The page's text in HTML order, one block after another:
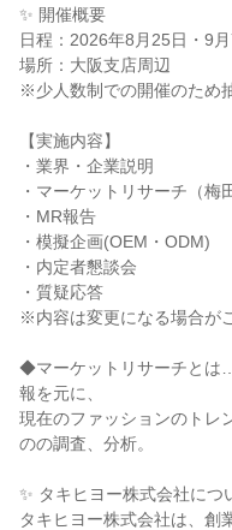
✨ 開催概要
日程：2026年8月25日・9
場所：大阪支店周辺
※少人数制での開催のため
【実施内容】
・業界・企業説明
・マーケットリサーチ（梅
・MR報告
・模擬企画(OEM・ODM)
・内定者懇談会
・質疑応答
※内容は変更になる場合が
◆マーケットリサーチとは
報を元に、
現在のファッションのトレ
のの調査、分析。
✨ タキヒヨー株式会社につ
タキヒヨー株式会社は、創